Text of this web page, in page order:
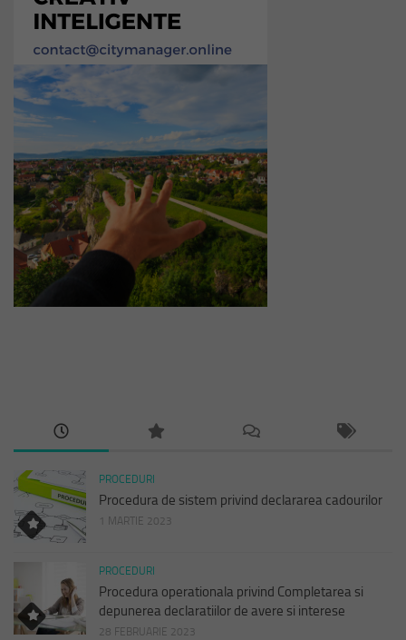
PROCEDURI
Procedura de sistem privind declararea cadourilor
1 MARTIE 2023
PROCEDURI
Procedura operationala privind Completarea si
depunerea declaratiilor de avere si interese
28 FEBRUARIE 2023